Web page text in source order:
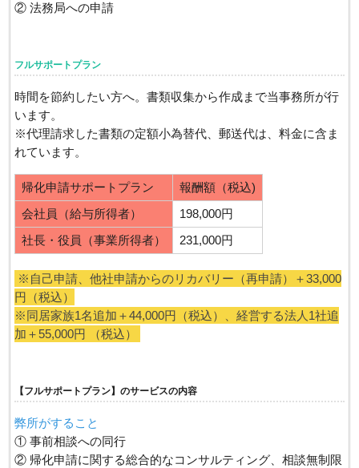
② 法務局への申請
フルサポートプラン
時間を節約したい方へ。書類収集から作成まで当事務所が行
います。
※代理請求した書類の定額小為替代、郵送代は、料金に含ま
れています。
帰化申請サポートプラン 報酬額（税込)
会社員（給与所得者） 198,000円
社長・役員（事業所得者） 231,000円
※自己申請、他社申請からのリカバリー（再申請）＋33,000
円（税込）
※同居家族1名追加＋44,000円（税込）、経営する法人1社追
加＋55,000円 （税込）
【フルサポートプラン】のサービスの内容
弊所がすること
① 事前相談への同行
② 帰化申請に関する総合的なコンサルティング、相談無制限